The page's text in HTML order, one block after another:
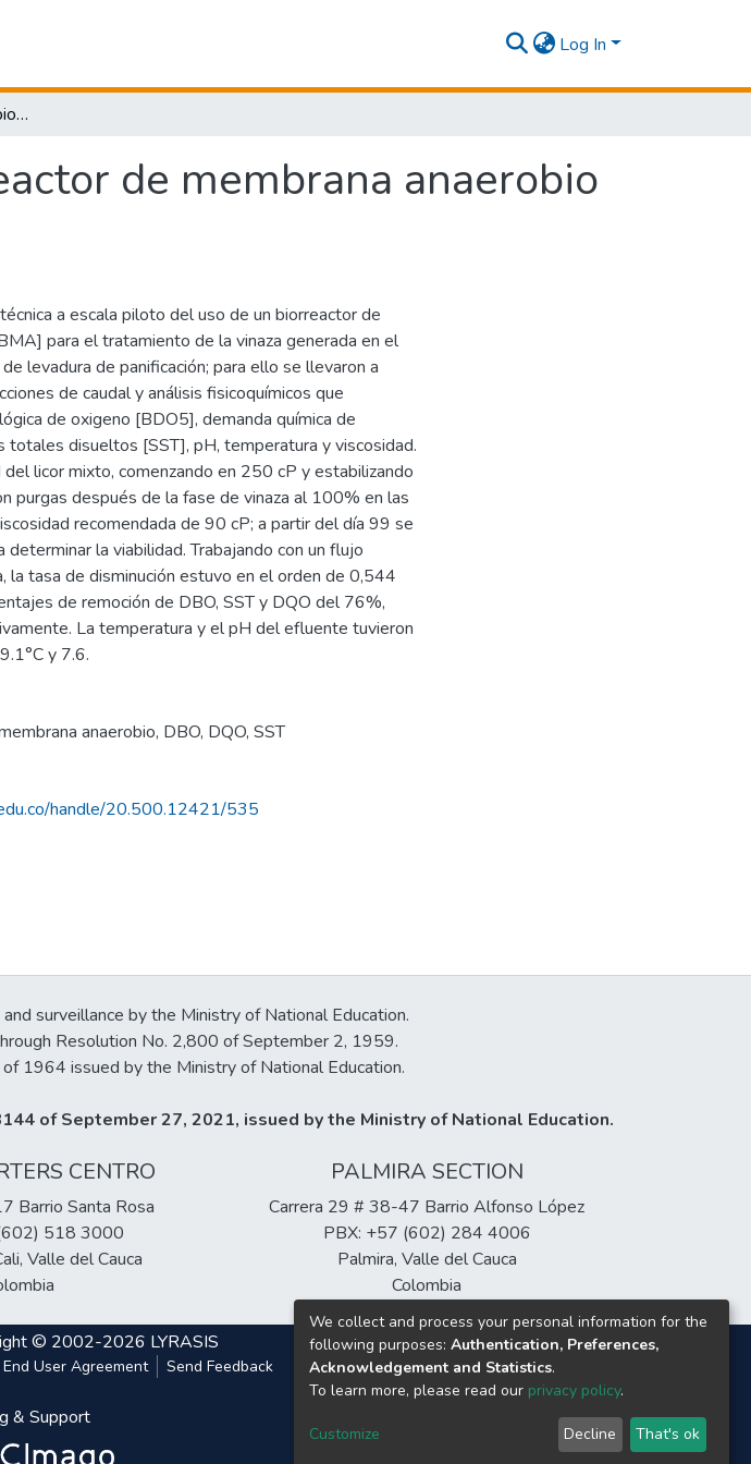
Log In
Viabilidad técnica de un biorreactor de membrana anaerobio para el tratamiento de vinaza
de membrana anaerobio
a escala piloto del uso de un biorreactor de
para el tratamiento de la vinaza generada en el
levadura de panificación; para ello se llevaron a
de caudal y análisis fisicoquímicos que
de oxigeno [BDO5], demanda química de
totales disueltos [SST], pH, temperatura y viscosidad.
licor mixto, comenzando en 250 cP y estabilizando
purgas después de la fase de vinaza al 100% en las
recomendada de 90 cP; a partir del día 99 se
determinar la viabilidad. Trabajando con un flujo
la tasa de disminución estuvo en el orden de 0,544
de remoción de DBO, SST y DQO del 76%,
La temperatura y el pH del efluente tuvieron
y 7.6.
anaerobio, DBO, DQO, SST
handle/20.500.12421/535
surveillance by the Ministry of National Education.
Resolution No. 2,800 of September 2, 1959.
1964 issued by the Ministry of National Education.
of September 27, 2021, issued by the Ministry of National Education.
CENTRO
Barrio Santa Rosa
518 3000
Valle del Cauca
PALMIRA SECTION
Carrera 29 # 38-47 Barrio Alfonso López
PBX: +57 (602) 284 4006
Palmira, Valle del Cauca
Colombia
© 2002-2026 LYRASIS
End User Agreement Send Feedback
& Support
We collect and process your personal information for the
following purposes: Authentication, Preferences,
Acknowledgement and Statistics.
To learn more, please read our privacy policy.
Customize Decline That's ok